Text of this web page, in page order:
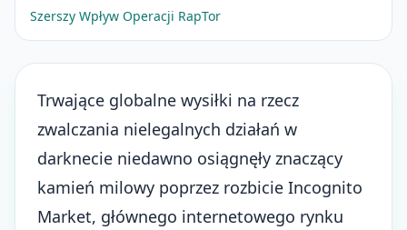
Szerszy Wpływ Operacji RapTor
Trwające globalne wysiłki na rzecz
zwalczania nielegalnych działań w
darknecie niedawno osiągnęły znaczący
kamień milowy poprzez rozbicie Incognito
Market, głównego internetowego rynku